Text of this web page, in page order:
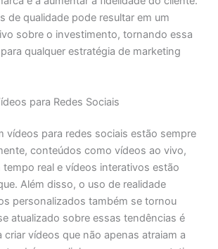
de qualidade pode resultar em um
sobre o investimento, tornando essa
qualquer estratégia de marketing
para Redes Sociais
vídeos para redes sociais estão sempre
conteúdos como vídeos ao vivo,
real e vídeos interativos estão
Além disso, o uso de realidade
personalizados também se tornou
atualizado sobre essas tendências é
criar vídeos que não apenas atraiam a